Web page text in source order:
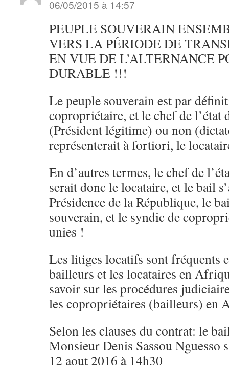
06/05/2015 à 14:57
PEUPLE SOUVERAIN
VERS LA PÉRIODE DE
EN VUE DE L’ALTERNANCE
DURABLE !!!
Le peuple souverain est par
copropriétaire, et le chef de l’état
(Président légitime) ou non
représenterait à fortiori, le
En d’autres termes, le chef de
serait donc le locataire, et le bail
Présidence de la République, le
souverain, et le syndic de
unies !
Les litiges locatifs sont fréquents
bailleurs et les locataires en
savoir sur les procédures
les copropriétaires (bailleurs) en
Selon les clauses du contrat: le
Monsieur Denis Sassou Nguesso
12 aout 2016 à 14h30